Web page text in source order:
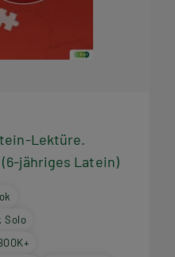
Lektüre.
(6-jähriges Latein)
Solo